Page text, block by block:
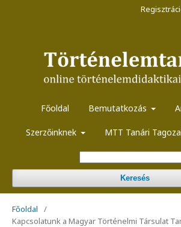
Főoldal Bemutatkozás
Szerzőinknek MTT Tanári
Keresés
Főoldal
/
Kapcsolatunk a Magyar Történelmi Társulat